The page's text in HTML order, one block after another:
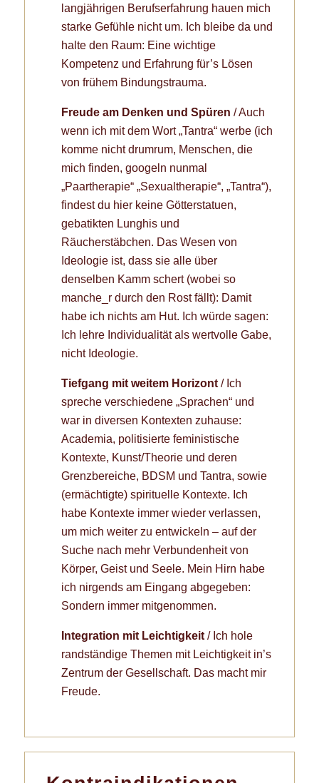
langjährigen Berufserfahrung hauen mich
starke Gefühle nicht um. Ich bleibe da und
halte den Raum: Eine wichtige
Kompetenz und Erfahrung für’s Lösen
von frühem Bindungstrauma.
Freude am Denken und Spüren / Auch
wenn ich mit dem Wort „Tantra“ werbe (ich
komme nicht drumrum, Menschen, die
mich finden, googeln nunmal
„Paartherapie“ „Sexualtherapie“, „Tantra“),
findest du hier keine Götterstatuen,
gebatikten Lunghis und
Räucherstäbchen. Das Wesen von
Ideologie ist, dass sie alle über
denselben Kamm schert (wobei so
manche_r durch den Rost fällt): Damit
habe ich nichts am Hut. Ich würde sagen:
Ich lehre Individualität als wertvolle Gabe,
nicht Ideologie.
Tiefgang mit weitem Horizont/ Ich
spreche verschiedene „Sprachen“ und
war in diversen Kontexten zuhause:
Academia, politisierte feministische
Kontexte, Kunst/Theorie und deren
Grenzbereiche, BDSM und Tantra, sowie
(ermächtigte) spirituelle Kontexte. Ich
habe Kontexte immer wieder verlassen,
um mich weiter zu entwickeln – auf der
Suche nach mehr Verbundenheit von
Körper, Geist und Seele. Mein Hirn habe
ich nirgends am Eingang abgegeben:
Sondern immer mitgenommen.
Integration mit Leichtigkeit / Ich hole
randständige Themen mit Leichtigkeit in’s
Zentrum der Gesellschaft. Das macht mir
Freude.